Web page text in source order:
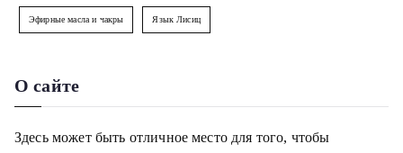
Эфирные масла и чакры Язык Лисиц
О сайте
Здесь может быть отличное место для того, чтобы